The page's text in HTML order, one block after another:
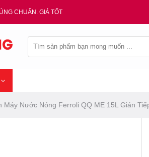
CHUẨN. GIÁ TỐT
kiếm:
Máy Nước Nóng Ferroli QQ ME 15L Gián